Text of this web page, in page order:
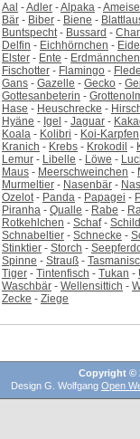
Aal -Adler -Alpaka -Ameise
Bär - Biber - Biene -
Buntspecht- Bussard -
Delfin - Eichhörnchen -
Elster - Ente - Erdmännchen
Fischotter - Flamingo -
Gans - Gazelle - Gecko -
Gottesanbeterin -
Hase - Heuschrecke -
Hyäne - Igel - Jaguar -
Koala - Kolibri - Koi-Karpfen
Kranich - Krebs - Krokodil -
Lemur - Libelle - Löwe -
Maus - Meerschweinchen -
Murmeltier - Nasenbär -
Ozelot- Panda - Papagei -
Piranha - Qualle - Rabe -
Rotkehlchen - Schaf-
Schnabeltier - Schnecke -
Stinktier - Storch -
Spinne - Strauß -
Tiger - Tintenfisch - Tukan -
Waschbär - Wellensittich -
Zecke - Ziege
Copyright ©
Design G. Wolfgang Open